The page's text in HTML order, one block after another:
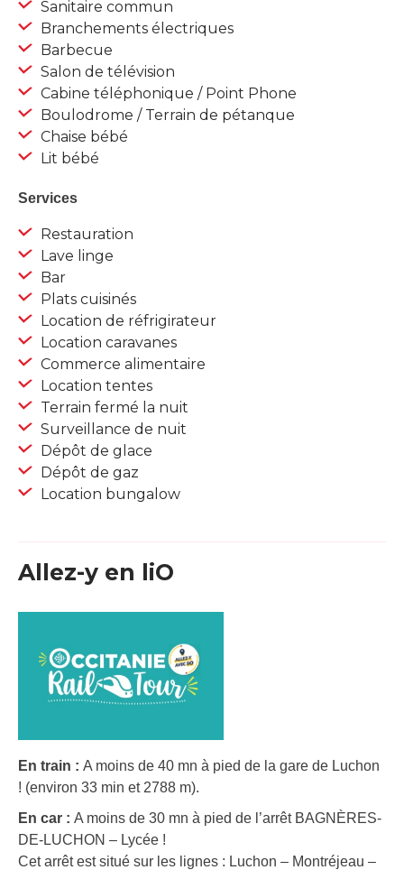
Sanitaire commun
Branchements électriques
Barbecue
Salon de télévision
Cabine téléphonique / Point Phone
Boulodrome / Terrain de pétanque
Chaise bébé
Lit bébé
Services
Restauration
Lave linge
Bar
Plats cuisinés
Location de réfrigirateur
Location caravanes
Commerce alimentaire
Location tentes
Terrain fermé la nuit
Surveillance de nuit
Dépôt de glace
Dépôt de gaz
Location bungalow
Allez-y en liO
En train : A moins de 40 mn à pied de la gare de Luchon
! (environ 33 min et 2788 m).
En car : A moins de 30 mn à pied de l’arrêt BAGNÈRES-
DE-LUCHON – Lycée !
Cet arrêt est situé sur les lignes : Luchon – Montréjeau –